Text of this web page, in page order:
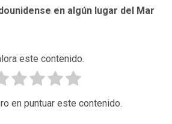
en algún lugar del Mar
este contenido.
en puntuar este contenido.